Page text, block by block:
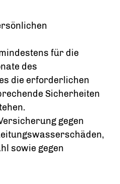
für die
des
die erforderlichen
Sicherheiten
gegen
sowie gegen